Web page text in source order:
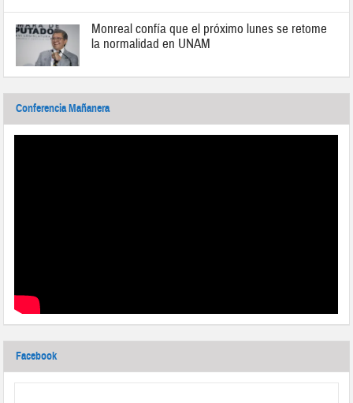
Monreal confía que el próximo lunes se retome
la normalidad en UNAM
Conferencia Mañanera
Facebook